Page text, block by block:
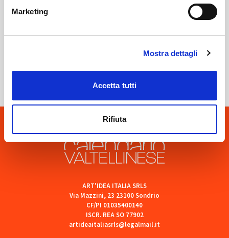
Marketing
Mostra dettagli
Accetta tutti
Rifiuta
ART'IDEA ITALIA SRLS
Via Mazzini, 23 23100 Sondrio
CF/PI 01035400140
ISCR. REA SO 77902
artideaitaliasrls@legalmail.it